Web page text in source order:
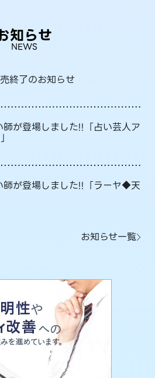
知らせ
NEWS
終了のお知らせ
が登場しました!!「占い芸人ア
師が登場しました!!「ラーヤ◆天
お知らせ一覧